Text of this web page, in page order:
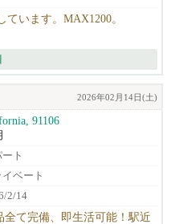
ています。MAX1200。
2026年02月14日(土)
91106
ト
イベート
2/14
て完備、即生活可能！駅近